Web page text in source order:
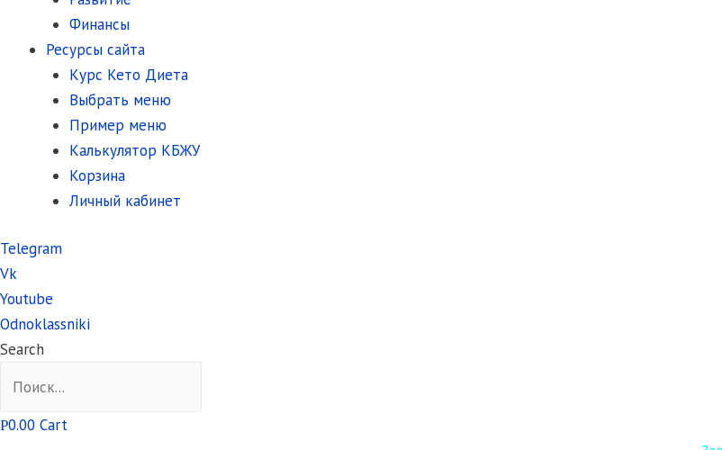
Финансы
Ресурсы сайта
Курс Кето Диета
Выбрать меню
Пример меню
Калькулятор КБЖУ
Корзина
Личный кабинет
Telegram
Vk
Youtube
Odnoklassniki
Search
Р0.00 Cart